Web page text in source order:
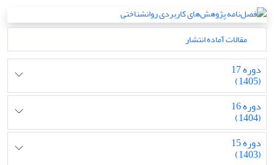
مقالات آماده انتشار
دوره 17
(1405)
دوره 16
(1404)
دوره 15
(1403)